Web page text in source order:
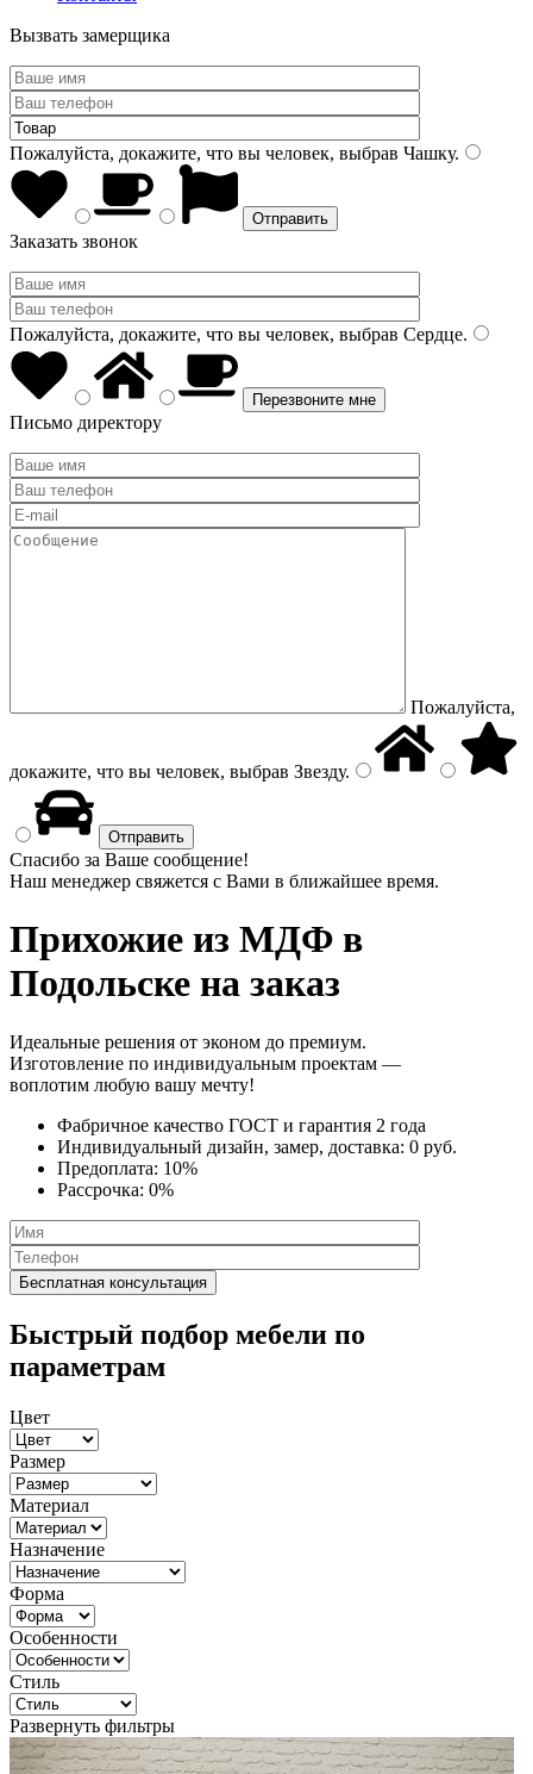
Вызвать замерщика
Пожалуйста, докажите, что вы человек, выбрав Чашку.
Заказать звонок
Пожалуйста, докажите, что вы человек, выбрав Сердце.
Письмо директору
Пожалуйста,
докажите, что вы человек, выбрав Звезду.
Спасибо за Ваше сообщение!
Наш менеджер свяжется с Вами в ближайшее время.
Прихожие из МДФ в
Подольске на заказ
Идеальные решения от эконом до премиум.
Изготовление по индивидуальным проектам —
воплотим любую вашу мечту!
Фабричное качество ГОСТ и гарантия 2 года
Индивидуальный дизайн, замер, доставка: 0 руб.
Предоплата: 10%
Рассрочка: 0%
Быстрый подбор мебели по
параметрам
Цвет
Размер
Материал
Назначение
Форма
Особенности
Стиль
Развернуть фильтры